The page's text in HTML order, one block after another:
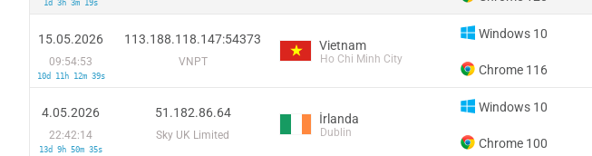
1d 3h 3m 19s
15.05.2026
09:54:53
10d 11h 12m 39s
113.188.118.147:54373
VNPT
Vietnam
Ho Chi Minh City
Windows 10
Chrome 116
4.05.2026
22:42:14
13d 9h 50m 35s
51.182.86.64
Sky UK Limited
İrlanda
Dublin
Windows 10
Chrome 100